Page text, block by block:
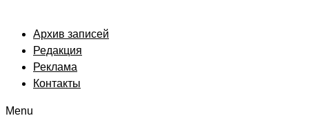
Архив записей
Редакция
Реклама
Контакты
Menu